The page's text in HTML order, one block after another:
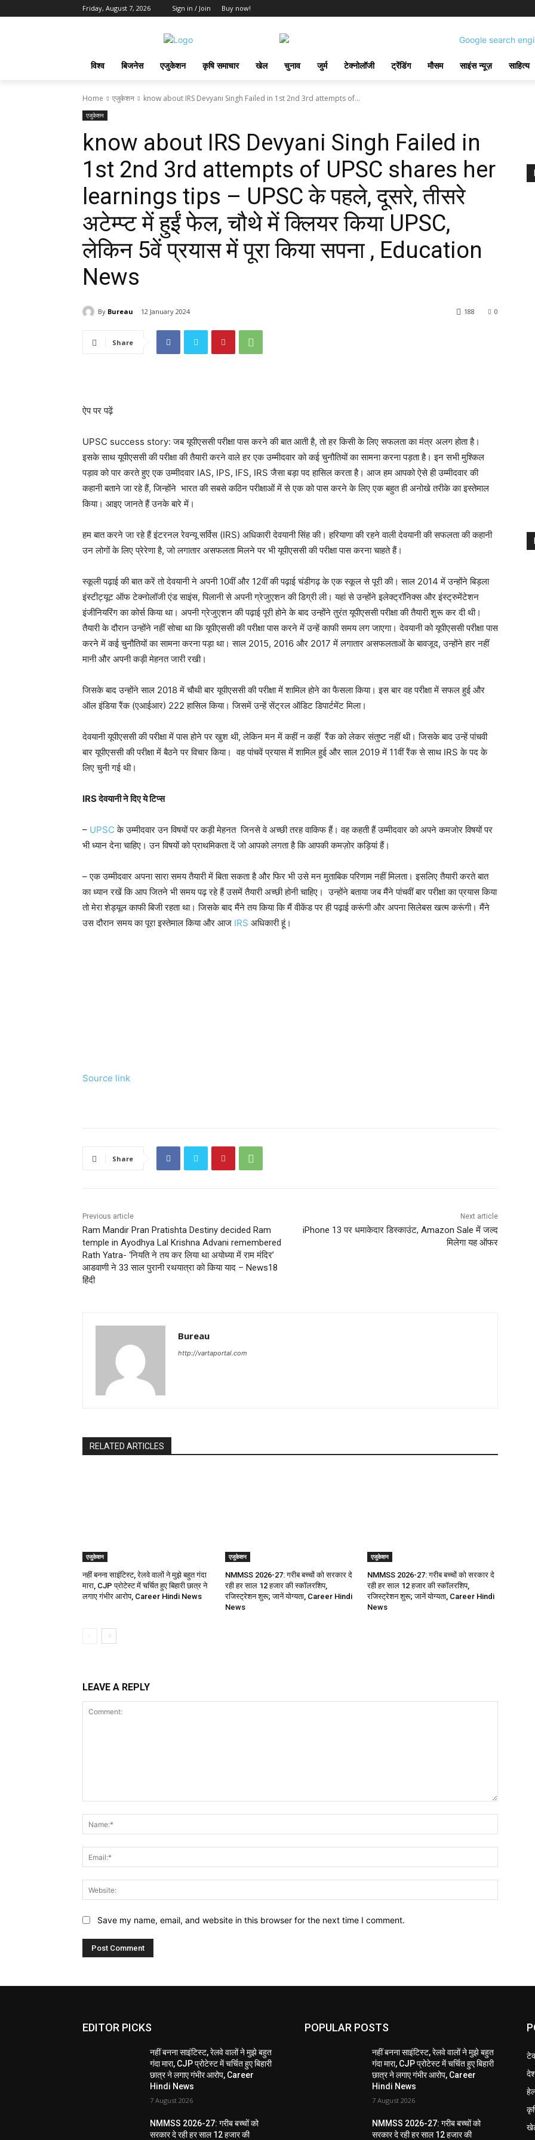
Friday, August 7, 2026 Sign in / Join Buy now!
विश्व बिजनेस एजुकेशन कृषि समाचार खेल चुनाव जुर्म टेक्नोलॉजी ट्रेंडिंग मौसम साइंस न्यूज़ साहित्य
Home एजुकेशन know about IRS Devyani Singh Failed in 1st 2nd 3rd attempts of...
एजुकेशन
know about IRS Devyani Singh Failed in
1st 2nd 3rd attempts of UPSC shares her
learnings tips – UPSC के पहले, दूसरे, तीसरे
अटेम्प्ट में हुईं फेल, चौथे में क्लियर किया UPSC,
लेकिन 5वें प्रयास में पूरा किया सपना , Education
News
By Bureau 12 January 2024 0
188
Share
ऐप पर पढ़ें
UPSC success story: जब यूपीएससी परीक्षा पास करने की बात आती है, तो हर किसी के लिए सफलता का मंत्र अलग होता है।
इसके साथ यूपीएससी की परीक्षा की तैयारी करने वाले हर एक उम्मीदवार को कई चुनौतियों का सामना करना पड़ता है। इन सभी मुश्किल
पड़ाव को पार करते हुए एक उम्मीदवार IAS, IPS, IFS, IRS जैसा बड़ा पद हासिल करता है। आज हम आपको ऐसे ही उम्मीदवार की
कहानी बताने जा रहे हैं, जिन्होंने भारत की सबसे कठिन परीक्षाओं में से एक को पास करने के लिए एक बहुत ही अनोखे तरीके का इस्तेमाल
किया। आइए जानते हैं उनके बारे में।
हम बात करने जा रहे हैं इंटरनल रेवन्यू सर्विस (IRS) अधिकारी देवयानी सिंह की। हरियाणा की रहने वाली देवयानी की सफलता की कहानी
उन लोगों के लिए प्रेरेणा है, जो लगातार असफलता मिलने पर भी यूपीएससी की परीक्षा पास करना चाहते हैं।
स्कूली पढ़ाई की बात करें तो देवयानी ने अपनी 10वीं और 12वीं की पढ़ाई चंडीगढ़ के एक स्कूल से पूरी की। साल 2014 में उन्होंने बिड़ला
इंस्टीट्यूट ऑफ टेक्नोलॉजी एंड साइंस, पिलानी से अपनी ग्रेजुएशन की डिग्री ली। यहां से उन्होंने इलेक्ट्रॉनिक्स और इंस्ट्रुमेंटेशन
इंजीनियरिंग का कोर्स किया था। अपनी ग्रेजुएशन की पढ़ाई पूरी होने के बाद उन्होंने तुरंत यूपीएससी परीक्षा की तैयारी शुरू कर दी थी।
तैयारी के दौरान उन्होंने नहीं सोचा था कि यूपीएससी की परीक्षा पास करने में उन्हें काफी समय लग जाएगा। देवयानी को यूपीएससी परीक्षा पास
करने में कई चुनौतियों का सामना करना पड़ा था। साल 2015, 2016 और 2017 में लगातार असफलताओं के बावजूद, उन्होंने हार नहीं
मानी और अपनी कड़ी मेहनत जारी रखी।
जिसके बाद उन्होंने साल 2018 में चौथी बार यूपीएससी की परीक्षा में शामिल होने का फैसला किया। इस बार वह परीक्षा में सफल हुई और
ऑल इंडिया रैंक (एआईआर) 222 हासिल किया। जिसमें उन्हें सेंट्रल ऑडिट डिपार्टमेंट मिला।
देवयानी यूपीएससी की परीक्षा में पास होने पर खुश थी, लेकिन मन में कहीं न कहीं रैंक को लेकर संतुष्ट नहीं थी। जिसके बाद उन्हें पांचवी
बार यूपीएससी की परीक्षा में बैठने पर विचार किया। वह पांचवें प्रयास में शामिल हुई और साल 2019 में 11वीं रैंक से साथ IRS के पद के
लिए चुनी गई थी।
IRS देवयानी ने दिए ये टिप्स
– UPSCके उम्मीदवार उन विषयों पर कड़ी मेहनत जिनसे वे अच्छी तरह वाकिफ हैं। वह कहती हैं उम्मीदवार को अपने कमजोर विषयों पर
भी ध्यान देना चाहिए। उन विषयों को प्राथमिकता दें जो आपको लगता है कि आपकी कमज़ोर कड़ियां हैं।
– एक उम्मीदवार अपना सारा समय तैयारी में बिता सकता है और फिर भी उसे मन मुताबिक परिणाम नहीं मिलता। इसलिए तैयारी करते बात
का ध्यान रखें कि आप जितने भी समय पढ़ रहे हैं उसमें तैयारी अच्छी होनी चाहिए। उन्होंने बताया जब मैंने पांचवीं बार परीक्षा का प्रयास किया
तो मेरा शेड्यूल काफी बिजी रहता था। जिसके बाद मैंने तय किया कि मैं वीकेंड पर ही पढ़ाई करूंगी और अपना सिलेबस खत्म करूंगी। मैंने
उस दौरान समय का पूरा इस्तेमाल किया और आज IRS अधिकारी हूं।
Source link
Share
Previous article
Ram Mandir Pran Pratishta Destiny decided Ram
temple in Ayodhya Lal Krishna Advani remembered
Rath Yatra- ‘नियति ने तय कर लिया था अयोध्‍या में राम मंदिर’
आडवाणी ने 33 साल पुरानी रथयात्रा को किया याद – News18
हिंदी
Next article
iPhone 13 पर धमाकेदार डिस्काउंट, Amazon Sale में जल्द
मिलेगा यह ऑफर
Bureau
http://vartaportal.com
RELATED ARTICLES
एजुकेशन
नहीं बनना साइंटिस्ट, रेलवे वालों ने मुझे बहुत गंदा
मारा, CJP प्रोटेस्ट में चर्चित हुए बिहारी छात्र ने
लगाए गंभीर आरोप, Career Hindi News
एजुकेशन
NMMSS 2026-27: गरीब बच्चों को सरकार दे
रही हर साल 12 हजार की स्कॉलरशिप,
रजिस्ट्रेशन शुरू; जानें योग्यता, Career Hindi
News
एजुकेशन
NMMSS 2026-27: गरीब बच्चों को सरकार दे
रही हर साल 12 हजार की स्कॉलरशिप,
रजिस्ट्रेशन शुरू; जानें योग्यता, Career Hindi
News
LEAVE A REPLY
Save my name, email, and website in this browser for the next time I comment.
EDITOR PICKS
नहीं बनना साइंटिस्ट, रेलवे वालों ने मुझे बहुत
गंदा मारा, CJP प्रोटेस्ट में चर्चित हुए बिहारी
छात्र ने लगाए गंभीर आरोप, Career
Hindi News
7 August 2026
NMMSS 2026-27: गरीब बच्चों को
सरकार दे रही हर साल 12 हजार की
POPULAR POSTS
नहीं बनना साइंटिस्ट, रेलवे वालों ने मुझे बहुत
गंदा मारा, CJP प्रोटेस्ट में चर्चित हुए बिहारी
छात्र ने लगाए गंभीर आरोप, Career
Hindi News
7 August 2026
NMMSS 2026-27: गरीब बच्चों को
सरकार दे रही हर साल 12 हजार की